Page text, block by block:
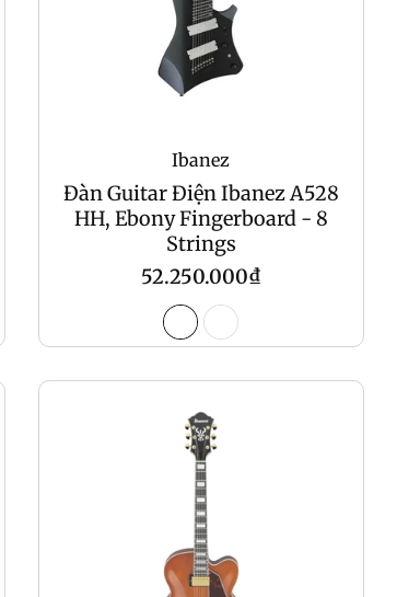
Ibanez
Đàn Guitar Điện Ibanez A528
HH, Ebony Fingerboard - 8
Strings
Regular
price
52.250.000₫